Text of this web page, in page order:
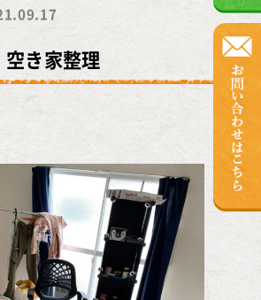
き家整理